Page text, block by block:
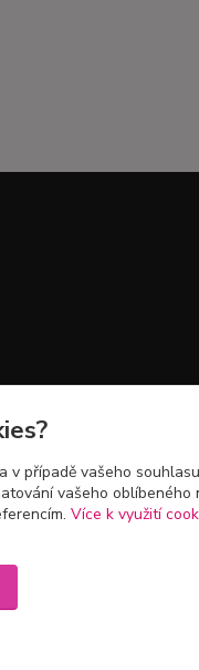
v případě vašeho
vašeho oblíbeného
Více k využití